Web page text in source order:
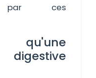
par ces